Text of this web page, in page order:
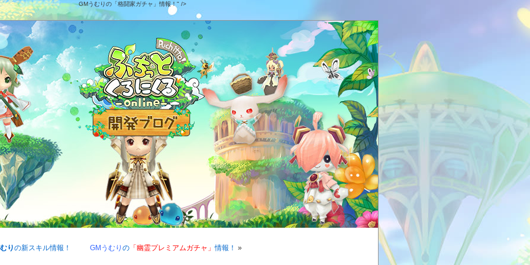
GMうむりの「格闘家ガチャ」情報！" />
りの新スキル情報！ GMうむり の 「幽霊プレミアムガチャ」情報！ »